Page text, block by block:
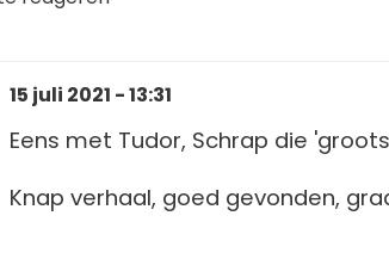
15 juli 2021 - 13:31
Eens met Tudor, Schrap die
Knap verhaal, goed gevonden,